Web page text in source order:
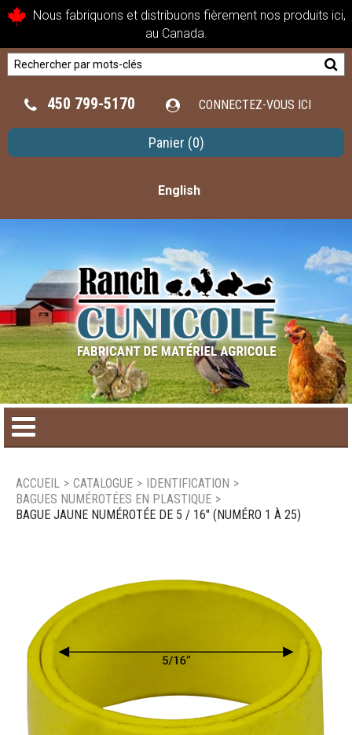
Nous fabriquons et distribuons fièrement nos produits ici,
au Canada.
450 799-5170 CONNECTEZ-VOUS ICI
Panier (0)
English
Catalogue de produit
Nouveaux produits
Nous joindre
ACCUEIL > CATALOGUE > IDENTIFICATION >
BAGUES NUMÉROTÉES EN PLASTIQUE >
BAGUE JAUNE NUMÉROTÉE DE 5 / 16" (NUMÉRO 1 À 25)